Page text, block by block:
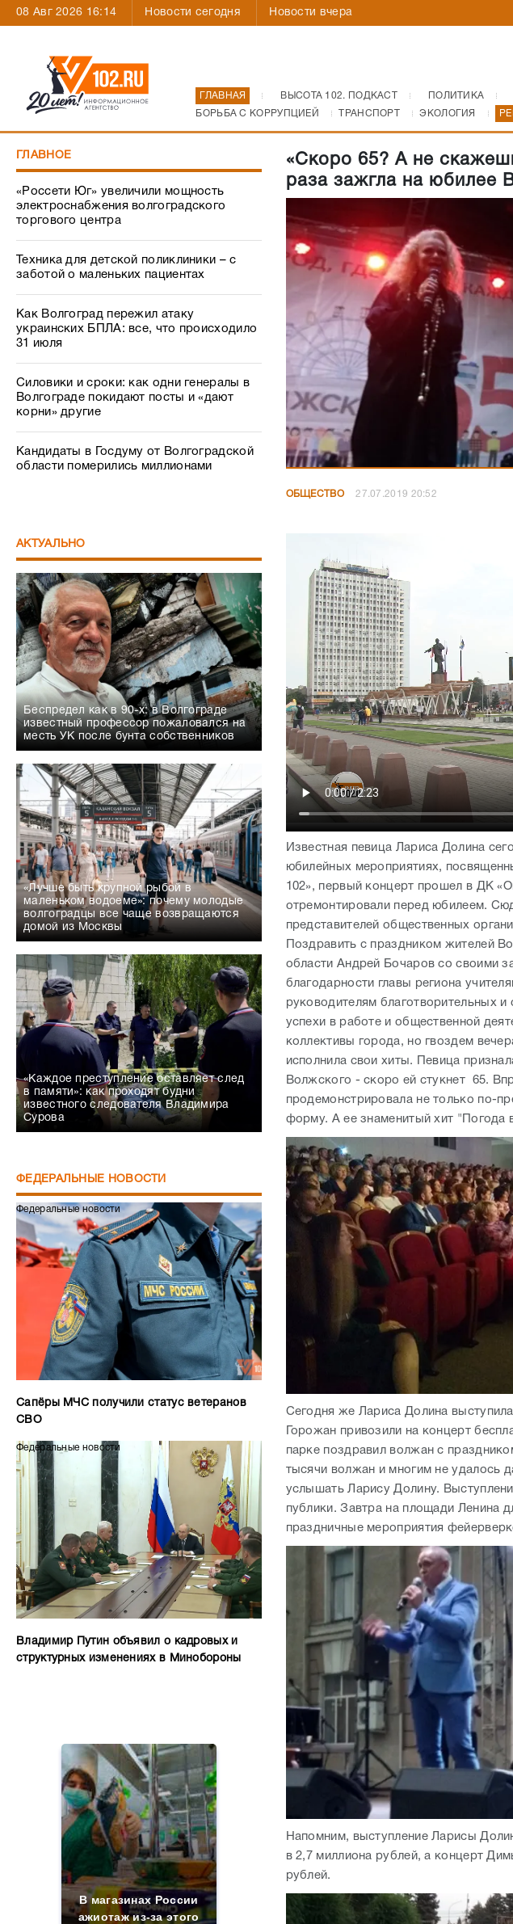
08 Авг 2026 16:14 Новости сегодня Новости вчера
ГЛАВНАЯ ВЫСОТА 102. ПОДКАСТ ПОЛИТИКА
БОРЬБА С КОРРУПЦИЕЙ
ТРАНСПОРТ ЭКОЛОГИЯ
ГЛАВНОЕ
«Россети Юг» увеличили мощность
электроснабжения волгоградского
торгового центра
Техника для детской поликлиники – с
заботой о маленьких пациентах
Как Волгоград пережил атаку
украинских БПЛА: все, что происходило
31 июля
Силовики и сроки: как одни генералы в
Волгограде покидают посты и «дают
корни» другие
Кандидаты в Госдуму от Волгоградской
области померились миллионами
АКТУАЛЬНО
Беспредел как в 90-х: в Волгограде
известный профессор пожаловался на
месть УК после бунта собственников
«Лучше быть крупной рыбой в
маленьком водоеме»: почему молодые
волгоградцы все чаще возвращаются
домой из Москвы
«Каждое преступление оставляет след
в памяти»: как проходят будни
известного следователя Владимира
Сурова
ФЕДЕРАЛЬНЫЕ НОВОСТИ
Федеральные новости
Сапёры МЧС получили статус ветеранов
СВО
Федеральные новости
Владимир Путин объявил о кадровых и
структурных изменениях в Минобороны
В магазинах России
ажиотаж из-за этого
«Скоро 65? А не
раза зажгла на юбилее
ОБЩЕСТВО 27.07.2019 20:52
Известная певица Лариса Долина
юбилейных мероприятиях,
102», первый концерт прошел в ДК
отремонтировали перед юбилеем.
представителей общественных
Поздравить с праздником жителей
области Андрей Бочаров со своими
благодарности главы региона
руководителям благотворительных и
успехи в работе и общественной
коллективы города, но гвоздем
исполнила свои хиты. Певица
Волжского - скоро ей стукнет 65.
продемонстрировала не только по-
форму. А ее знаменитый хит "Погода
Сегодня же Лариса Долина
Горожан привозили на концерт
парке поздравил волжан с
тысячи волжан и многим не удалось
услышать Ларису Долину.
публики. Завтра на площади Ленина
праздничные мероприятия
Напомним, выступление Ларисы
в 2,7 миллиона рублей, а концерт
рублей.